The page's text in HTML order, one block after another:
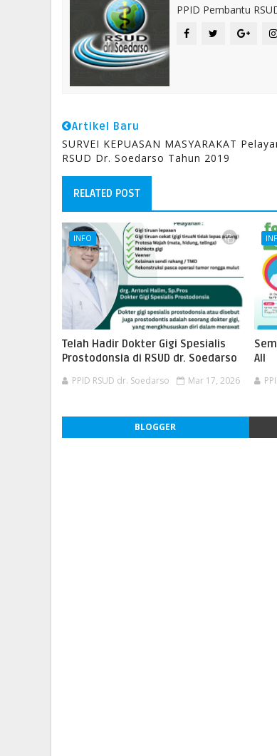
PPID Pembantu
Artikel Baru
SURVEI KEPUASAN MASYARAKAT
RSUD Dr. Soedarso Tahun 2019
RELATED POST
INFO
Telah Hadir Dokter Gigi Spesialis
Prostodonsia di RSUD dr. Soedarso
PPID RSUD dr. Soedarso Mar 17, 2026
All
BLOGGER